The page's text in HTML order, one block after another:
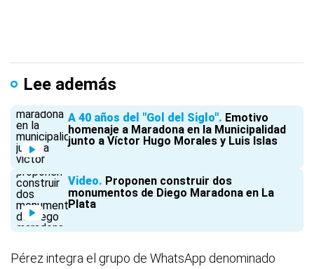
Lee además
A 40 años del "Gol del Siglo" Emotivo
homenaje a Maradona en la Municipalidad
junto a Víctor Hugo Morales y Luis Islas
Video Proponen construir dos
monumentos de Diego Maradona en La
Plata
Pérez integra el grupo de WhatsApp denominado